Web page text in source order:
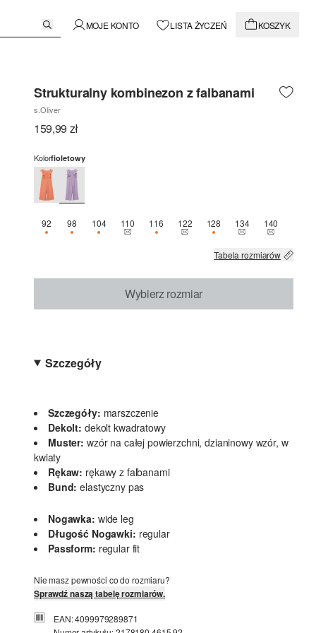
MOJE KONTO LISTA ŻYCZEŃ KOSZYK
Strukturalny kombinezon z falbanami
s.Oliver
159,99 zł
Kolorfioletowy
92OSTATNIE 2 SZT.
98OSTATNIE 2 SZT.
104OSTATNIE 3 SZT.
110TEN ROZMIAR JEST OBECNIE NIEDOSTĘPNY
116OSTATNIE 1 SZT.
122TEN ROZMIAR JEST OBECNIE
128OSTATNIE 1 SZT.
134TEN ROZMIAR
140TEN
Tabela rozmiarów
Wybierz rozmiar
Szczegóły
Szczegóły: marszczenie
Dekolt: dekolt kwadratowy
Muster: wzór na całej powierzchni, dzianinowy wzór, w
kwiaty
Rękaw: rękawy z falbanami
Bund: elastyczny pas
Nogawka: wide leg
Długość Nogawki: regular
Passform: regular fit
Nie masz pewności co do rozmiaru?
Sprawdź naszą tabelę rozmiarów.
EAN: 4099979289871